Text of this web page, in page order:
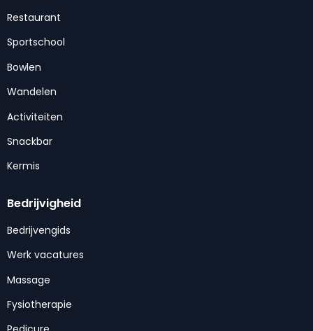
Restaurant
Sportschool
Bowlen
Wandelen
Activiteiten
Snackbar
Kermis
Bedrijvigheid
Bedrijvengids
Werk vacatures
Massage
Fysiotherapie